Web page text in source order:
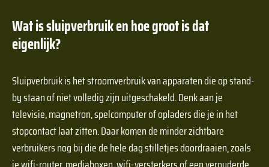
Wat is sluipverbruik en hoe groot is dat
eigenlijk?
Sluipverbruik is het stroomverbruik van apparaten die op stand-
by staan of niet volledig zijn uitgeschakeld. Denk aan je
televisie, magnetron, spelcomputer of opladers die je in het
stopcontact laat zitten. Daar komen de minder zichtbare
verbruikers nog bij die de hele dag stilletjes doordraaien, zoals